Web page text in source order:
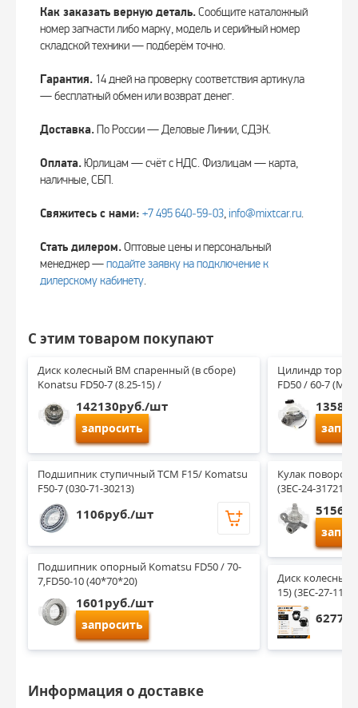
Как заказать верную деталь.Сообщите каталожный
номер запчасти либо марку, модель и серийный номер
складской техники — подберём точно.
Гарантия. 14 дней на проверку соответствия артикула
— бесплатный обмен или возврат денег.
Доставка.По России — Деловые Линии, СДЭК.
Оплата. Юрлицам — счёт с НДС. Физлицам — карта,
наличные, СБП.
Свяжитесь с нами: +7 495 640‑59‑03, info@mixtcar.ru.
Стать дилером.Оптовые цены и персональный
менеджер —подайте заявку на подключение к
дилерскому кабинету.
С этим товаром покупают
Диск колесный ВМ спаренный (в сборе)
Konatsu FD50-7 (8.25-15) /
142130руб./шт
запросить
Подшипник ступичный TCM F15/ Komatsu
F50-7 (030-71-30213)
1106руб./шт
Подшипник опорный Komatsu FD50 / 70-
7,FD50-10 (40*70*20)
1601руб./шт
запросить
Цилиндр
FD50 / 60-7
Кулак
(3EC-24-31721)
Диск колесный
15) (3EC-27-
Информация о доставке